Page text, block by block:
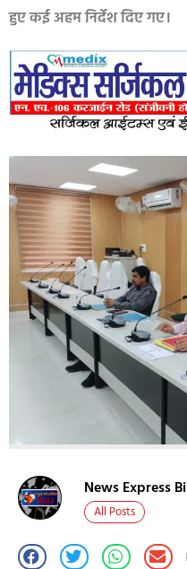
हुए कई अहम निर्देश दिए गए।
News Express
All Posts